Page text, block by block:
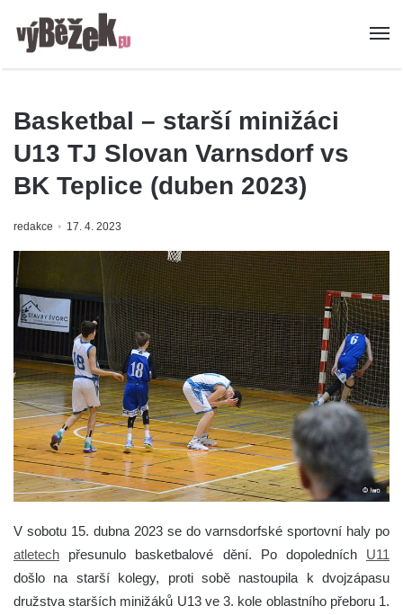
Basketbal – starší minižáci
U13 TJ Slovan Varnsdorf vs
BK Teplice (duben 2023)
redakce 17. 4. 2023
V sobotu 15. dubna 2023 se do varnsdorfské sportovní haly po
atletech přesunulo basketbalové dění. Po dopoledních U11
došlo na starší kolegy, proti sobě nastoupila k dvojzápasu
družstva starších minižáků U13 ve 3. kole oblastního přeboru 1.